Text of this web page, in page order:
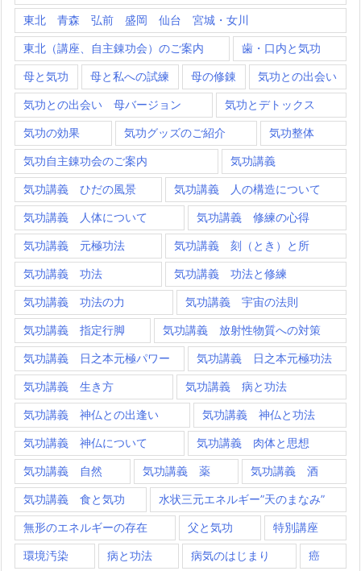
東北 青森 弘前 盛岡 仙台 宮城・女川
東北（講座、自主錬功会）のご案内 歯・口内と気功
母と気功 母と私への試練 母の修錬 気功との出会い
気功との出会い 母バージョン 気功とデトックス
気功の効果 気功グッズのご紹介 気功整体
気功自主錬功会のご案内 気功講義
気功講義 ひだの風景 気功講義 人の構造について
気功講義 人体について 気功講義 修練の心得
気功講義 元極功法 気功講義 刻（とき）と所
気功講義 功法 気功講義 功法と修練
気功講義 功法の力 気功講義 宇宙の法則
気功講義 指定行脚 気功講義 放射性物質への対策
気功講義 日之本元極パワー 気功講義 日之本元極功法
気功講義 生き方 気功講義 病と功法
気功講義 神仏との出逢い 気功講義 神仏と功法
気功講義 神仏について 気功講義 肉体と思想
気功講義 自然 気功講義 薬 気功講義 酒
気功講義 食と気功 水状三元エネルギー”天のまなみ”
無形のエネルギーの存在 父と気功 特別講座
環境汚染 病と功法 病気のはじまり 癌